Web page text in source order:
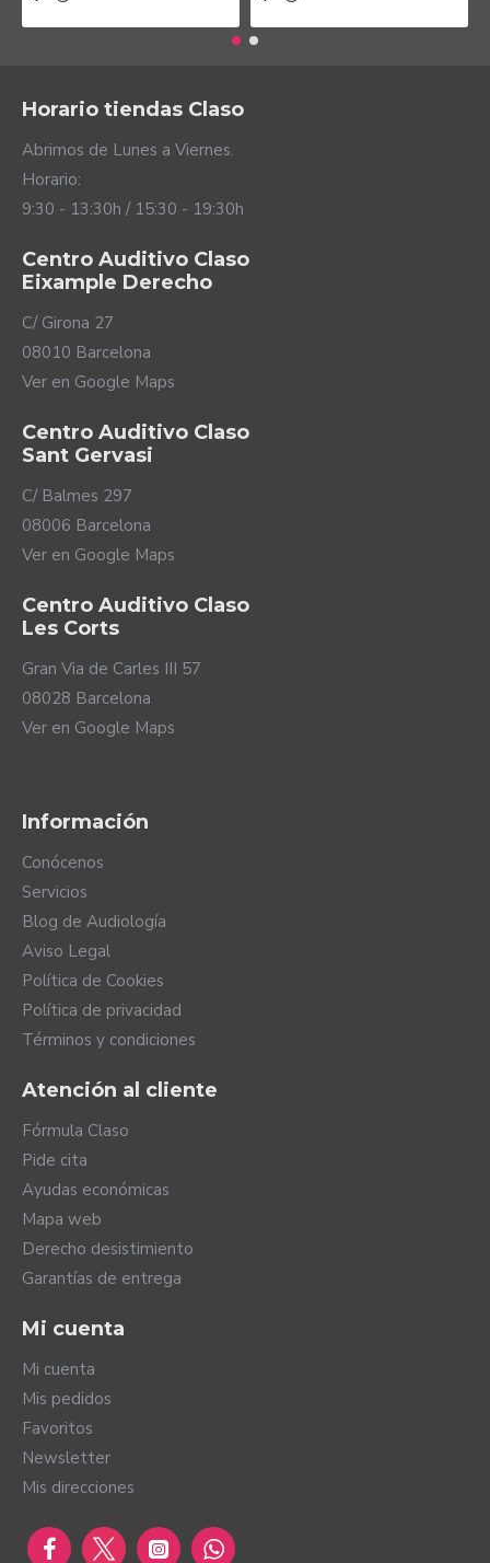
Horario tiendas Claso
Abrimos de Lunes a Viernes.
Horario:
9:30 - 13:30h / 15:30 - 19:30h
Centro Auditivo Claso
Eixample Derecho
C/ Girona 27
08010 Barcelona
Ver en Google Maps
Centro Auditivo Claso
Sant Gervasi
C/ Balmes 297
08006 Barcelona
Ver en Google Maps
Centro Auditivo Claso
Les Corts
Gran Via de Carles III 57
08028 Barcelona
Ver en Google Maps
Información
Conócenos
Servicios
Blog de Audiología
Aviso Legal
Política de Cookies
Política de privacidad
Términos y condiciones
Atención al cliente
Fórmula Claso
Pide cita
Ayudas económicas
Mapa web
Derecho desistimiento
Garantías de entrega
Mi cuenta
Mi cuenta
Mis pedidos
Favoritos
Newsletter
Mis direcciones